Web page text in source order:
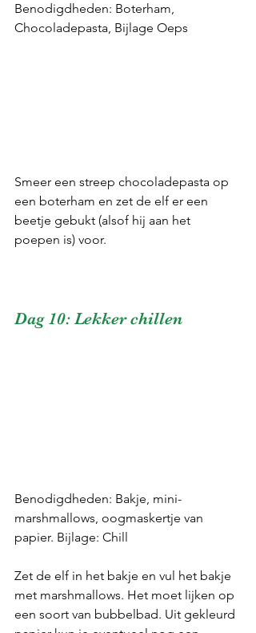
Benodigdheden: Boterham,
Chocoladepasta, Bijlage Oeps
Smeer een streep chocoladepasta op
een boterham en zet de elf er een
beetje gebukt (alsof hij aan het
poepen is) voor.
Dag 10: Lekker chillen
Benodigdheden: Bakje, mini-
marshmallows, oogmaskertje van
papier. Bijlage: Chill
Zet de elf in het bakje en vul het bakje
met marshmallows. Het moet lijken op
een soort van bubbelbad. Uit gekleurd